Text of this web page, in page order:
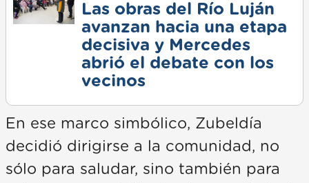
Las obras del Río Luján
avanzan hacia una etapa
decisiva y Mercedes
abrió el debate con los
vecinos
En ese marco simbólico, Zubeldía
decidió dirigirse a la comunidad, no
sólo para saludar, sino también para